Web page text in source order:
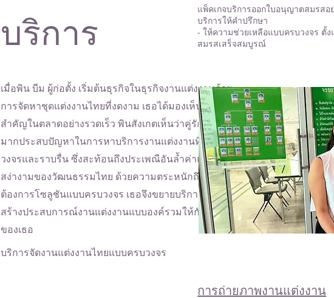
บริการ
เมื่อพิน บีม ผู้ก่อตั้ง เริ่มต้นธุรกิจในธุรกิจงานแต่งงานด้วย
การจัดหาชุดแต่งงานไทยที่งดงาม เธอได้มองเห็นช่องว่าง
สำคัญในตลาดอย่างรวดเร็ว พินสังเกตเห็นว่าคู่รักจำนวน
มากประสบปัญหาในการหาบริการงานแต่งงานที่ครบ
วงจรและราบรื่น ซึ่งสะท้อนถึงประเพณีอันล้ำค่าและความ
สง่างามของวัฒนธรรมไทย ด้วยความตระหนักถึงความ
ต้องการโซลูชันแบบครบวงจร เธอจึงขยายบริการเพื่อ
สร้างประสบการณ์งานแต่งงานแบบองค์รวมให้กับลูกค้า
ของเธอ
บริการจัดงานแต่งงานไทยแบบครบวงจร
แพ็คเกจบริการออกใบอนุญาตสมรสอ
บริการให้คำปรึกษา
- ให้ความช่วยเหลือแบบครบวงจร ตั้
สมรสเสร็จสมบูรณ์
การถ่ายภาพงานแต่งงาน